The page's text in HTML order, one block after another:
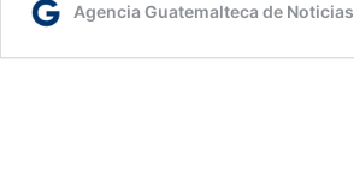
Agencia Guatemalteca de Noticias